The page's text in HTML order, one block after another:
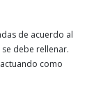
de acuerdo al
debe rellenar.
como